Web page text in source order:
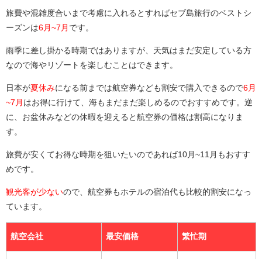
旅費や混雑度合いまで考慮に入れるとすればセブ島旅行のベストシ
ーズンは6月~7月 です。
雨季に差し掛かる時期ではありますが、天気はまだ安定している方
なので海やリゾートを楽しむことはできます。
日本が夏休みになる前までは航空券なども割安で購入できるので6月
~7月 はお得に行けて、海もまだまだ楽しめるのでおすすめです。逆
に、お盆休みなどの休暇を迎えると航空券の価格は割高になりま
す。
旅費が安くてお得な時期を狙いたいのであれば10月~11月もおすす
めです。
観光客が少ないので、航空券もホテルの宿泊代も比較的割安になっ
ています。
航空会社 最安価格 繁忙期